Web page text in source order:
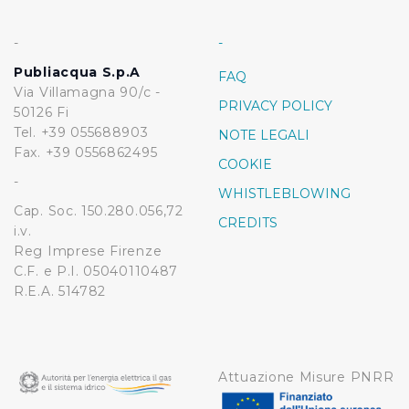
-
Publiacqua S.p.A
Via Villamagna 90/c -
50126 Fi
Tel. +39 055688903
Fax. +39 0556862495
-
Cap. Soc. 150.280.056,72
i.v.
Reg Imprese Firenze
C.F. e P.I. 05040110487
R.E.A. 514782
-
FAQ
PRIVACY POLICY
NOTE LEGALI
COOKIE
WHISTLEBLOWING
CREDITS
Attuazione Misure PNRR